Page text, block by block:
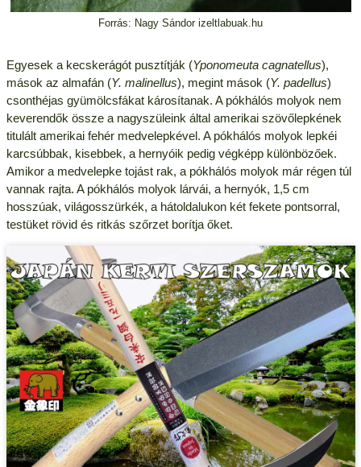
Forrás: Nagy Sándor izeltlabuak.hu
Egyesek a kecskerágót pusztítják (Yponomeuta cagnatellus),
mások az almafán (Y. malinellus), megint mások (Y. padellus)
csonthéjas gyümölcsfákat károsítanak. A pókhálós molyok nem
keverendők össze a nagyszüleink által amerikai szövőlepkének
titulált amerikai fehér medvelepkével. A pókhálós molyok lepkéi
karcsúbbak, kisebbek, a hernyóik pedig végképp különbözőek.
Amikor a medvelepke tojást rak, a pókhálós molyok már régen túl
vannak rajta. A pókhálós molyok lárvái, a hernyók, 1,5 cm
hosszúak, világosszürkék, a hátoldalukon két fekete pontsorral,
testüket rövid és ritkás szőrzet borítja őket.